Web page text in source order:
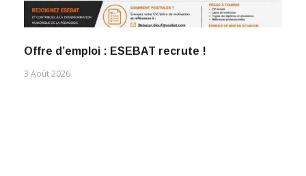
Offre d’emploi : ESEBAT recrute !
3 Août 2026